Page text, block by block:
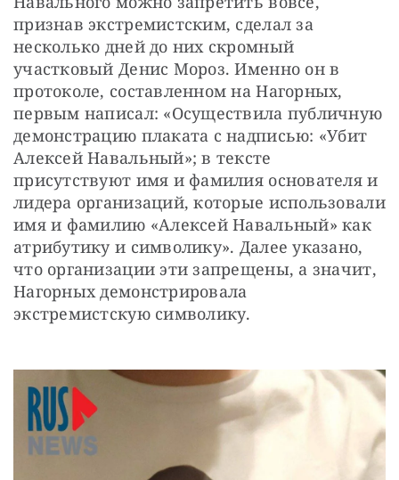
признав экстремистским, сделал за
несколько дней до них скромный
участковый Денис Мороз. Именно он в
протоколе, составленном на Нагорных,
первым написал: «Осуществила публичную
демонстрацию плаката с надписью: «Убит
Алексей Навальный»; в тексте
присутствуют имя и фамилия основателя и
лидера организаций, которые использовали
имя и фамилию «Алексей Навальный» как
атрибутику и символику». Далее указано,
что организации эти запрещены, а значит,
Нагорных демонстрировала
экстремистскую символику.